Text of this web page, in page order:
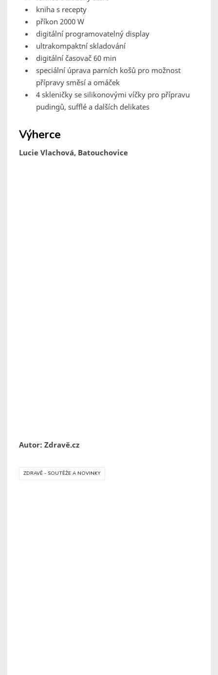
kniha s recepty
příkon 2000 W
digitální programovatelný display
ultrakompaktní skladování
digitální časovač 60 min
speciální úprava parních košů pro možnost
přípravy směsí a omáček
4 skleničky se silikonovými víčky pro přípravu
pudingů, sufflé a dalších delikates
Výherce
Lucie Vlachová, Batouchovice
Autor: Zdravě.cz
ZDRAVĚ - SOUTĚŽE A NOVINKY